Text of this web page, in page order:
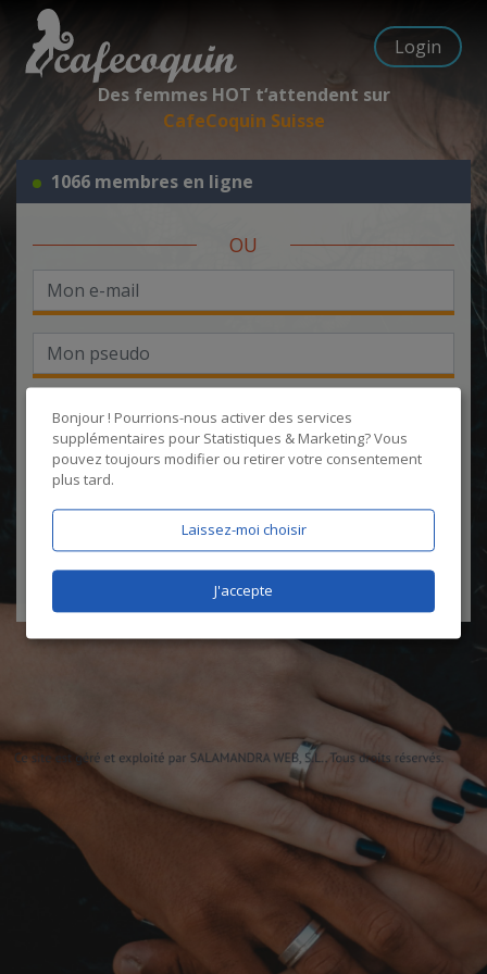
Login
Des femmes HOT t‘attendent sur
CafeCoquin Suisse
1066 membres en ligne
OU
J'accepte lesCGUet lapolitique de protection des données
certifie être âgé de plus de 18 ans
Bonjour ! Pourrions-nous activer des services
supplémentaires pour Statistiques & Marketing? Vous
pouvez toujours modifier ou retirer votre consentement
plus tard.
Laissez-moi choisir
J'accepte